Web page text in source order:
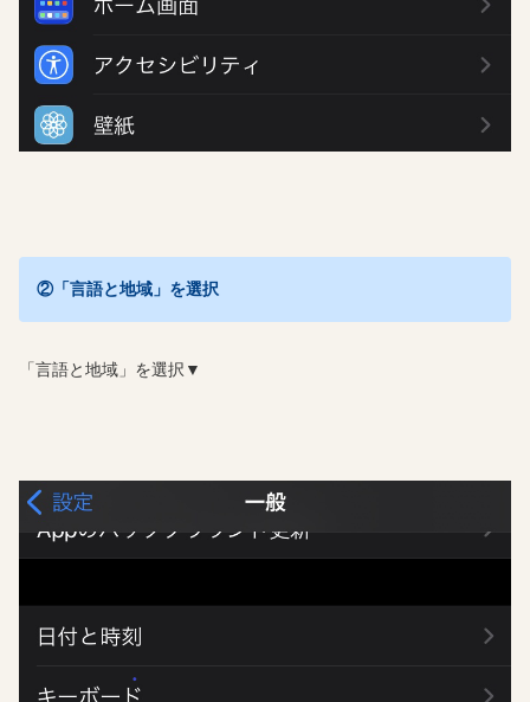
②「言語と地域」を選択
「言語と地域」を選択▼